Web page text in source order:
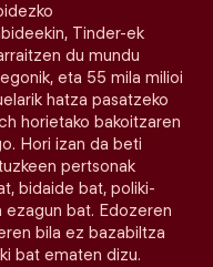
Tinder-ek
du mundu
eta 55 mila milioi
hatza pasatzeko
horietako bakoitzaren
Hori izan da beti
pertsonak
bidaide bat, poliki-
bat. Edozeren
bila ez bazabiltza
bat ematen dizu.